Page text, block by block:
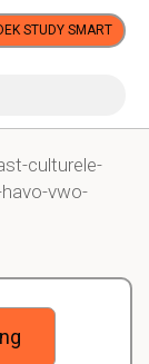
STUDY SMART
culturele-
vwo-